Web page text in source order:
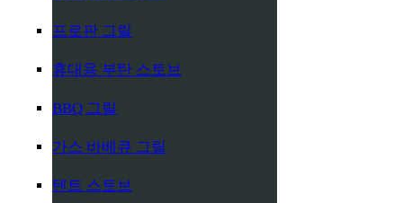
프로판 그릴
휴대용 부탄 스토브
BBQ 그릴
가스 바베큐 그릴
텐트 스토브